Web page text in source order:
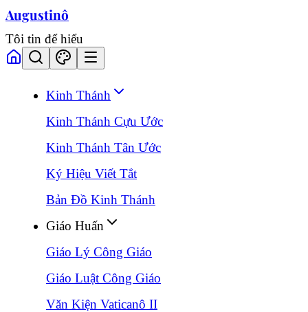
Augustinô
Tôi tin để hiểu
Kinh Thánh
Kinh Thánh Cựu Ước
Kinh Thánh Tân Ước
Ký Hiệu Viết Tắt
Bản Đồ Kinh Thánh
Giáo Huấn
Giáo Lý Công Giáo
Giáo Luật Công Giáo
Văn Kiện Vaticanô II